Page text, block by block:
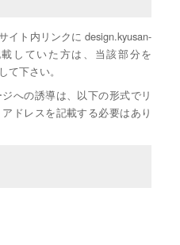
イト内リンクに design.kyusan-
していた方は、当該部分を
て下さい。
への誘導は、以下の形式でリ
ドレスを記載する必要はあり